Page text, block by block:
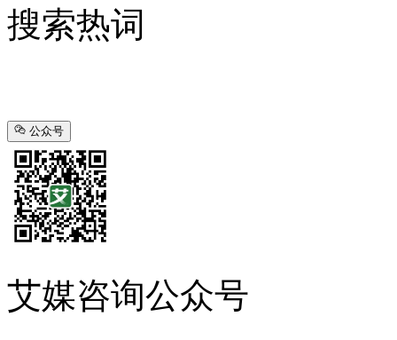
搜索热词
公众号
艾媒咨询公众号